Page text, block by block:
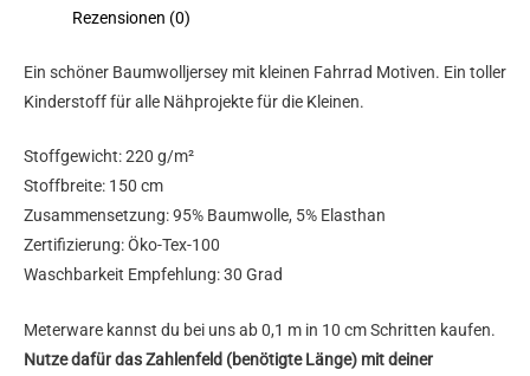
Rezensionen (0)
Ein schöner Baumwolljersey mit kleinen Fahrrad Motiven. Ein toller
Kinderstoff für alle Nähprojekte für die Kleinen.
Stoffgewicht: 220 g/m²
Stoffbreite: 150 cm
Zusammensetzung: 95% Baumwolle, 5% Elasthan
Zertifizierung: Öko-Tex-100
Waschbarkeit Empfehlung: 30 Grad
Meterware kannst du bei uns ab 0,1 m in 10 cm Schritten kaufen.
Nutze dafür das Zahlenfeld (benötigte Länge) mit deiner